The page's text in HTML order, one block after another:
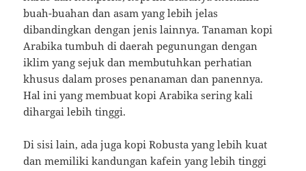
buah-buahan dan asam yang lebih jelas
dibandingkan dengan jenis lainnya. Tanaman kopi
Arabika tumbuh di daerah pegunungan dengan
iklim yang sejuk dan membutuhkan perhatian
khusus dalam proses penanaman dan panennya.
Hal ini yang membuat kopi Arabika sering kali
dihargai lebih tinggi.
Di sisi lain, ada juga kopi Robusta yang lebih kuat
dan memiliki kandungan kafein yang lebih tinggi